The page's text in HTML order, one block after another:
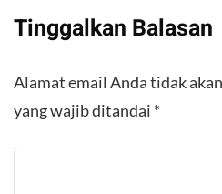
Tinggalkan Balasan
Alamat email Anda tidak
yang wajib ditandai *